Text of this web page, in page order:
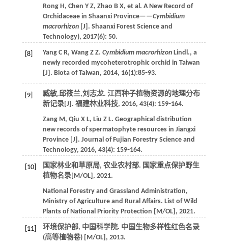
Rong H, Chen Y Z, Zhao B X, et al. A New Record of
Orchidaceae in Shaanxi Province——Cymbidium
macrorhizon[J]. Shaanxi Forest Science and
Technology), 2017(6): 50.
[8] Yang C R, Wang Z Z. Cymbidium macrorhizonLindl., a
newly recorded mycoheterotrophic orchid in Taiwan
[J]. Biota of Taiwan, 2014, 16(1):85⁃93.
[9]
臧敏,邱筱兰,刘志龙. 江西种子植物资源的地理分布
新记录[J]. 福建林业科技, 2016, 43(4): 159⁃164.
Zang M, Qiu X L, Liu Z L. Geographical distribution
new records of spermatophyte resources in Jiangxi
Province [J]. Journal of Fujian Forestry Science and
Technology, 2016, 43(4): 159⁃164.
[10] 国家林业和草原局, 农业农村部. 国家重点保护野生
植物名录[M/OL], 2021.
National Forestry and Grassland Administration,
Ministry of Agriculture and Rural Affairs. List of Wild
Plants of National Priority Protection [M/OL], 2021.
[11] 环境保护部, 中国科学院. 中国生物多样性红色名录
(高等植物卷)[M/OL], 2013.